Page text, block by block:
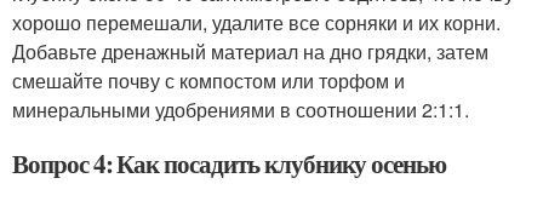
хорошо перемешали, удалите все сорняки и их корни.
Добавьте дренажный материал на дно грядки, затем
смешайте почву с компостом или торфом и
минеральными удобрениями в соотношении 2:1:1.
Вопрос 4: Как посадить клубнику осенью